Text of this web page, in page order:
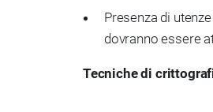
Presenza di
dovranno essere
Tecniche di